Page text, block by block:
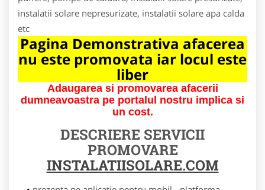
instalatii solare nepresurizate, instalatii solare apa calda
etc
Pagina Demonstrativa afacerea
nu este promovata iar locul este
liber
Adaugarea si promovarea afacerii
dumneavoastra pe portalul nostru implica si
un cost.
DESCRIERE SERVICII
PROMOVARE
INSTALATIISOLARE.COM